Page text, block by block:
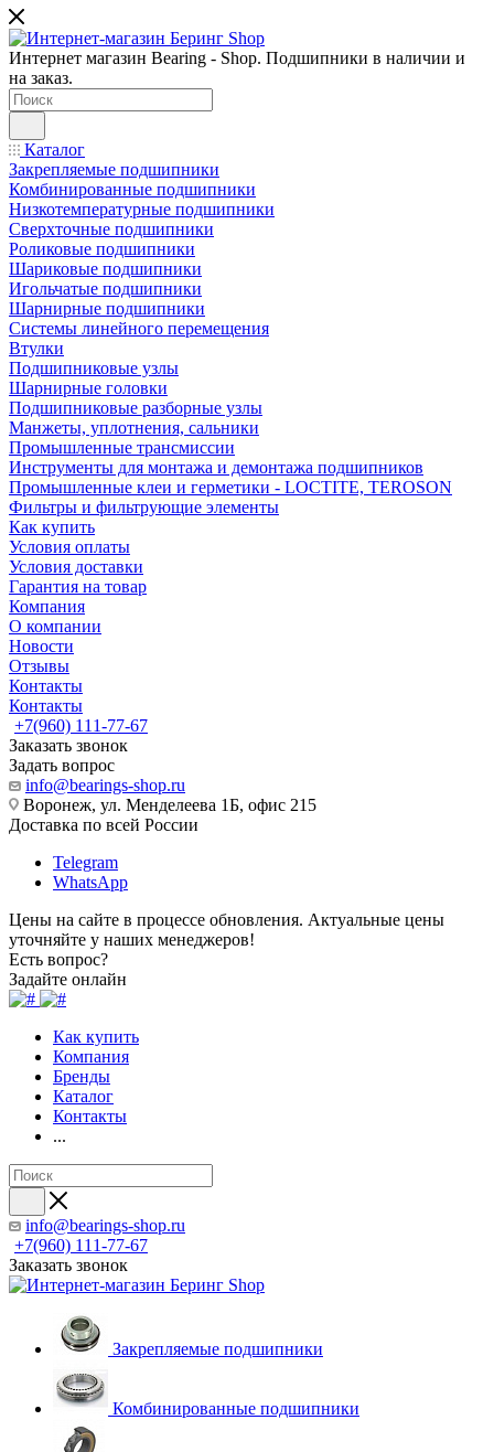
Интернет магазин Bearing - Shop. Подшипники в наличии и
на заказ.
Каталог
Закрепляемые подшипники
Комбинированные подшипники
Низкотемпературные подшипники
Сверхточные подшипники
Роликовые подшипники
Шариковые подшипники
Игольчатые подшипники
Шарнирные подшипники
Системы линейного перемещения
Втулки
Подшипниковые узлы
Шарнирные головки
Подшипниковые разборные узлы
Манжеты, уплотнения, сальники
Промышленные трансмиссии
Инструменты для монтажа и демонтажа подшипников
Промышленные клеи и герметики - LOCTITE, TEROSON
Фильтры и фильтрующие элементы
Как купить
Условия оплаты
Условия доставки
Гарантия на товар
Компания
О компании
Новости
Отзывы
Контакты
Контакты
+7(960) 111-77-67
Заказать звонок
Задать вопрос
info@bearings-shop.ru
Воронеж, ул. Менделеева 1Б, офис 215
Доставка по всей России
Telegram
WhatsApp
Цены на сайте в процессе обновления. Актуальные цены
уточняйте у наших менеджеров!
Есть вопрос?
Задайте онлайн
Как купить
Компания
Бренды
Каталог
Контакты
...
info@bearings-shop.ru
+7(960) 111-77-67
Заказать звонок
Закрепляемые подшипники
Комбинированные подшипники